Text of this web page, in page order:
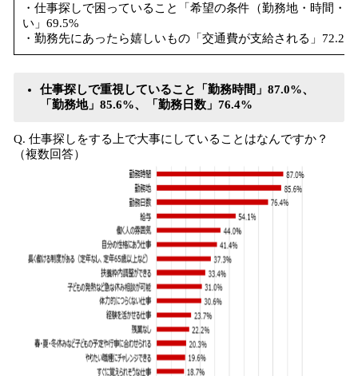
・仕事探しで困っていること「希望の条件（勤務地・時間・
い」69.5%
・勤務先にあったら嬉しいもの「交通費が支給される」72.2%
仕事探しで重視していること「勤務時間」87.0%、
「勤務地」85.6%、「勤務日数」76.4%
Q. 仕事探しをする上で大事にしていることはなんですか？
（複数回答）